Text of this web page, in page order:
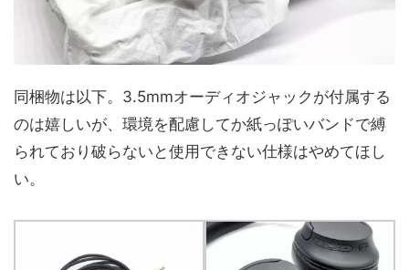
同梱物は以下。3.5mmオーディオジャックが付属する
のは嬉しいが、環境を配慮してか紙っぽいバンドで縛
られており破らないと使用できない仕様はやめてほし
い。